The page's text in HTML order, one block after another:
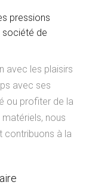
pressions
de
avec les plaisirs
avec ses
ou profiter de la
nous
contribuons à la